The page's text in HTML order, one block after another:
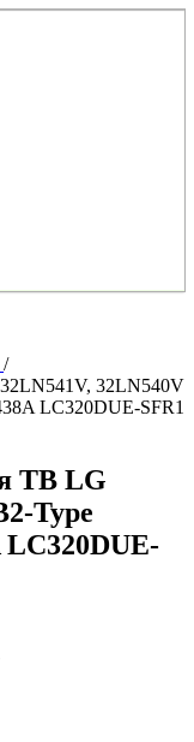
/
32LN540V
LC320DUE-SFR1
ТВ LG
Type
LC320DUE-